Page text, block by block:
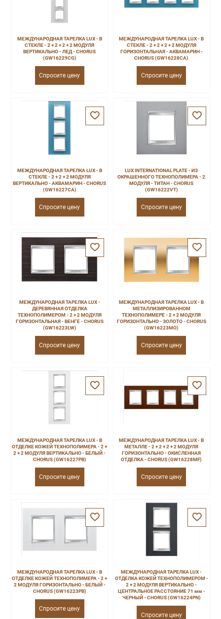
МЕЖДУНАРОДНАЯ ТАРЕЛКА LUX - В
СТЕКЛЕ - 2 + 2 + 2 + 2 МОДУЛЯ
ВЕРТИКАЛЬНО - ЛЕД - CHORUS
(GW16229CG)
Спросите цену
МЕЖДУНАРОДНАЯ ТАРЕЛКА LUX - В
СТЕКЛЕ - 2 + 2 + 2 + 2 МОДУЛЯ
ГОРИЗОНТАЛЬНАЯ - АКВАМАРИН -
CHORUS (GW16228CA)
Спросите цену
МЕЖДУНАРОДНАЯ ТАРЕЛКА LUX - В
СТЕКЛЕ - 2 + 2 + 2 МОДУЛЯ
ВЕРТИКАЛЬНО - АКВАМАРИН - CHORUS
(GW16227CA)
Спросите цену
LUX INTERNATIONAL PLATE - ИЗ
ОКРАШЕННОГО ТЕХНОПОЛИМЕРА - 2
МОДУЛЯ - ТИТАН - CHORUS
(GW16222VT)
Спросите цену
МЕЖДУНАРОДНАЯ ТАРЕЛКА LUX -
ДЕРЕВЯННАЯ ОТДЕЛКА
ТЕХНОПОЛИМЕРОМ - 2 + 2 МОДУЛЯ
ГОРИЗОНТАЛЬНАЯ - ВЕНГЕ - CHORUS
(GW16223LW)
Спросите цену
МЕЖДУНАРОДНАЯ ТАРЕЛКА LUX - В
МЕТАЛЛИЗИРОВАННОМ
ТЕХНОПОЛИМЕРЕ - 2 + 2 МОДУЛЯ
ГОРИЗОНТАЛЬНО - ЗОЛОТО - CHORUS
(GW16223MO)
Спросите цену
МЕЖДУНАРОДНАЯ ТАРЕЛКА LUX - В
ОТДЕЛКЕ КОЖЕЙ ТЕХНОПОЛИМЕРА - 2 +
2 + 2 МОДУЛЯ ВЕРТИКАЛЬНО - БЕЛЫЙ -
CHORUS (GW16227PB)
Спросите цену
МЕЖДУНАРОДНАЯ ТАРЕЛКА LUX - В
МЕТАЛЛЕ - 2 + 2 + 2 + 2 МОДУЛЯ
ГОРИЗОНТАЛЬНО - ОКИСЛЕННАЯ
ОТДЕЛКА - CHORUS (GW16228MF)
Спросите цену
МЕЖДУНАРОДНАЯ ТАРЕЛКА LUX - В
ОТДЕЛКЕ КОЖЕЙ ТЕХНОПОЛИМЕРА - 2 +
2 МОДУЛЯ ГОРИЗОНТАЛЬНО - БЕЛЫЙ -
CHORUS (GW16223PB)
Спросите цену
МЕЖДУНАРОДНАЯ ТАРЕЛКА LUX -
ОТДЕЛКА КОЖЕЙ ТЕХНОПОЛИМЕРОМ -
2 + 2 МОДУЛЯ ВЕРТИКАЛЬНО -
ЦЕНТРАЛЬНОЕ РАССТОЯНИЕ 71 мм -
ЧЕРНЫЙ - CHORUS (GW16224PN)
Спросите цену